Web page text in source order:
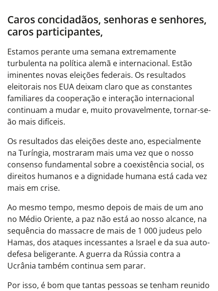
Caros concidadãos, senhoras e senhores,
caros participantes,
Estamos perante uma semana extremamente
turbulenta na política alemã e internacional. Estão
iminentes novas eleições federais. Os resultados
eleitorais nos EUA deixam claro que as constantes
familiares da cooperação e interação internacional
continuam a mudar e, muito provavelmente, tornar-se-
ão mais difíceis.
Os resultados das eleições deste ano, especialmente
na Turíngia, mostraram mais uma vez que o nosso
consenso fundamental sobre a coexistência social, os
direitos humanos e a dignidade humana está cada vez
mais em crise.
Ao mesmo tempo, mesmo depois de mais de um ano
no Médio Oriente, a paz não está ao nosso alcance, na
sequência do massacre de mais de 1 000 judeus pelo
Hamas, dos ataques incessantes a Israel e da sua auto-
defesa beligerante. A guerra da Rússia contra a
Ucrânia também continua sem parar.
Por isso, é bom que tantas pessoas se tenham reunido